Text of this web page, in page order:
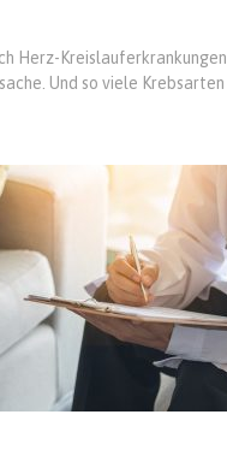
Herz-Kreislauferkrankungen
Und so viele Krebsarten